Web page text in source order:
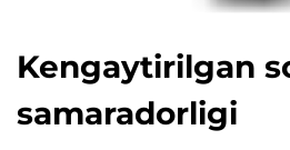
Kengaytirilgan
samaradorligi